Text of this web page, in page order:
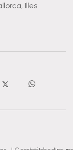
Illes